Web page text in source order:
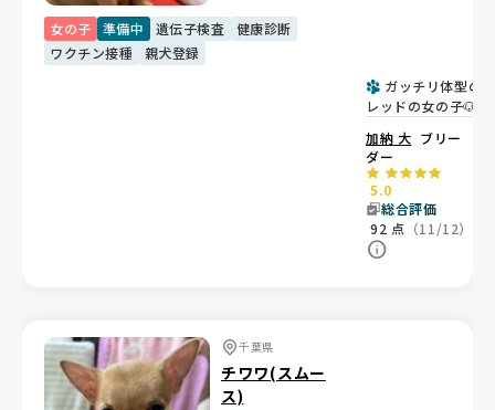
女の子 準備中 遺伝子検査
健康診断
ワクチン接種
親犬登録
ガッチリ体型の
レッドの女の子🐶
加納 大 ブリー
ダー
5.0
総合評価
92 点 （11/12）
千葉県
チワワ(スムー
ス)